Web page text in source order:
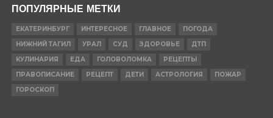
ПОПУЛЯРНЫЕ МЕТКИ
ЕКАТЕРИНБУРГ ИНТЕРЕСНОЕ ГЛАВНОЕ
ПОГОДА
НИЖНИЙ ТАГИЛ
УРАЛ СУД ЗДОРОВЬЕ
ДТП
КУЛИНАРИЯ
ЕДА ГОЛОВОЛОМКА
РЕЦЕПТЫ
ПРАВОПИСАНИЕ
РЕЦЕПТ ДЕТИ АСТРОЛОГИЯ
ПОЖАР
ГОРОСКОП